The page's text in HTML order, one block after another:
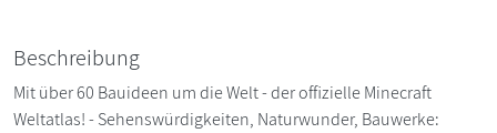
Beschreibung
Mit über 60 Bauideen um die Welt - der offizielle Minecraft
Weltatlas! - Sehenswürdigkeiten, Naturwunder, Bauwerke: